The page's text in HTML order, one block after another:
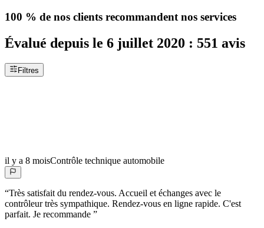
100 % de nos clients recommandent nos services
Évalué depuis le 6 juillet 2020 : 551 avis
Filtres
il y a 8 moisContrôle technique automobile
“Très satisfait du rendez-vous. Accueil et échanges avec le
contrôleur très sympathique. Rendez-vous en ligne rapide. C'est
parfait. Je recommande ”